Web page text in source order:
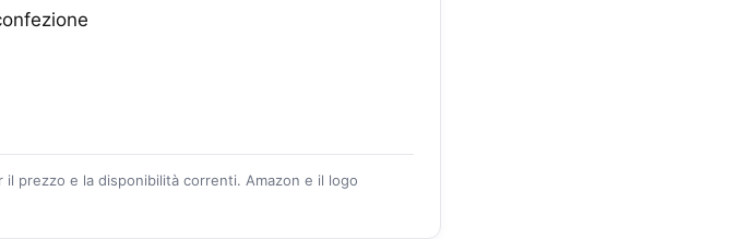
prezzo e la disponibilità correnti. Amazon e il logo